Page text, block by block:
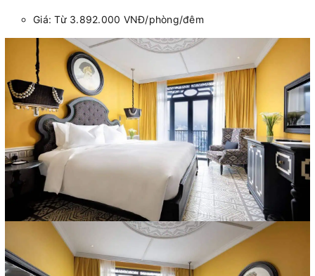
Giá: Từ 3.892.000 VNĐ/phòng/đêm